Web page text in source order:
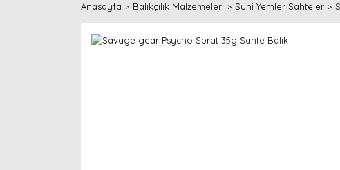
Anasayfa Balıkçılık Malzemeleri Suni Yemler Sahteler